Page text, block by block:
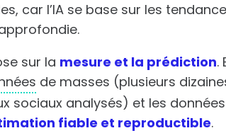
car l’IA se base sur les
sur la mesure et la prédiction.
de masses (plusieurs
sociaux analysés) et les
fiable et reproductible.